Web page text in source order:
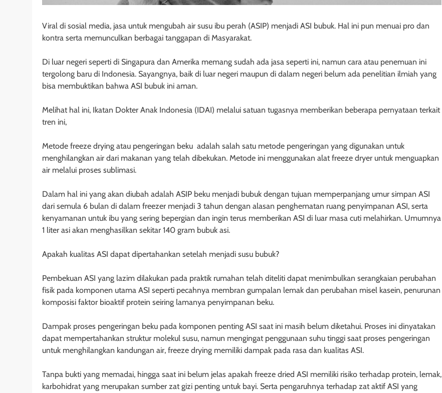
Viral di sosial media, jasa untuk mengubah air susu ibu perah (ASIP) menjadi ASI bubuk. Hal ini pun menuai pro dan
kontra serta memunculkan berbagai tanggapan di Masyarakat.
Di luar negeri seperti di Singapura dan Amerika memang sudah ada jasa seperti ini, namun cara atau penemuan ini
tergolong baru di Indonesia. Sayangnya, baik di luar negeri maupun di dalam negeri belum ada penelitian ilmiah yang
bisa membuktikan bahwa ASI bubuk ini aman.
Melihat hal ini, Ikatan Dokter Anak Indonesia (IDAI) melalui satuan tugasnya memberikan beberapa pernyataan terkait
tren ini,
Metode freeze drying atau pengeringan beku adalah salah satu metode pengeringan yang digunakan untuk
menghilangkan air dari makanan yang telah dibekukan. Metode ini menggunakan alat freeze dryer untuk menguapkan
air melalui proses sublimasi.
Dalam hal ini yang akan diubah adalah ASIP beku menjadi bubuk dengan tujuan memperpanjang umur simpan ASI
dari semula 6 bulan di dalam freezer menjadi 3 tahun dengan alasan penghematan ruang penyimpanan ASI, serta
kenyamanan untuk ibu yang sering bepergian dan ingin terus memberikan ASI di luar masa cuti melahirkan. Umumnya
1 liter asi akan menghasilkan sekitar 140 gram bubuk asi.
Apakah kualitas ASI dapat dipertahankan setelah menjadi susu bubuk?
Pembekuan ASI yang lazim dilakukan pada praktik rumahan telah diteliti dapat menimbulkan serangkaian perubahan
fisik pada komponen utama ASI seperti pecahnya membran gumpalan lemak dan perubahan misel kasein, penurunan
komposisi faktor bioaktif protein seiring lamanya penyimpanan beku.
Dampak proses pengeringan beku pada komponen penting ASI saat ini masih belum diketahui. Proses ini dinyatakan
dapat mempertahankan struktur molekul susu, namun mengingat penggunaan suhu tinggi saat proses pengeringan
untuk menghilangkan kandungan air, freeze drying memiliki dampak pada rasa dan kualitas ASI.
Tanpa bukti yang memadai, hingga saat ini belum jelas apakah freeze dried ASI memiliki risiko terhadap protein, lemak,
karbohidrat yang merupakan sumber zat gizi penting untuk bayi. Serta pengaruhnya terhadap zat aktif ASI yang